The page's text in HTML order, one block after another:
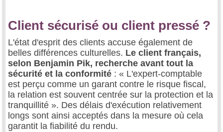
Client sécurisé ou client pressé ?
L'état d'esprit des clients accuse également de
belles différences culturelles. Le client français,
selon Benjamin Pik, recherche avant tout la
sécurité et la conformité : « L'expert-comptable
est perçu comme un garant contre le risque fiscal,
la relation est souvent centrée sur la protection et la
tranquillité ». Des délais d'exécution relativement
longs sont ainsi acceptés dans la mesure où cela
garantit la fiabilité du rendu.